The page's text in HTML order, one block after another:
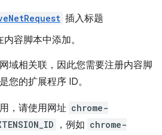
插入标题
内容脚本中添加。
域相关联，因此您需要注册内容脚
您的扩展程序 ID。
，请使用网址 chrome-
，例如 chrome-